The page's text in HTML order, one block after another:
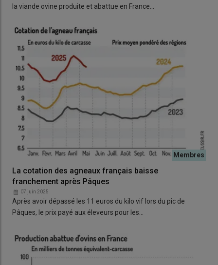
la viande ovine produite et abattue en France…
La cotation des agneaux français baisse
franchement après Pâques
07 juin 2025
Après avoir dépassé les 11 euros du kilo vif lors du pic de
Pâques, le prix payé aux éleveurs pour les…